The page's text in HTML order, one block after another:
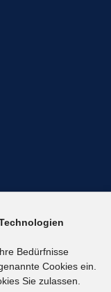
Bedürfnisse
Cookies ein.
Sie zulassen.